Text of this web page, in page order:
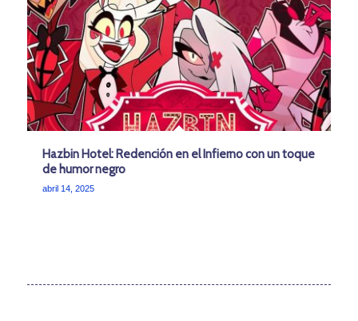
Hazbin Hotel: Redención en el Infierno con un toque
de humor negro
abril 14, 2025